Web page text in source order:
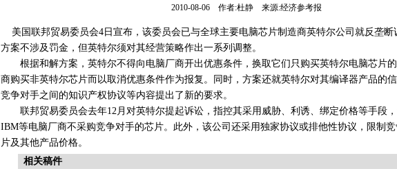
2010-08-06 作者:杜静 来源:经济参考报
美国联邦贸易委员会4日宣布，该委员会已与全球主要电脑芯片制造商英特尔公司就反垄断
方案不涉及罚金，但英特尔须对其经营策略作出一系列调整。
根据和解方案，英特尔不得向电脑厂商开出优惠条件，换取它们只购买英特尔电脑芯片
商购买非英特尔芯片而以取消优惠条件作为报复。同时，方案还就英特尔对其编译器产品的
竞争对手之间的知识产权协议等内容提出了新的要求。
联邦贸易委员会去年12月对英特尔提起诉讼，指控其采用威胁、利诱、绑定价格等手段，
IBM等电脑厂商不采购竞争对手的芯片。此外，该公司还采用独家协议或排他性协议，限制
片及其他产品价格。
相关稿件